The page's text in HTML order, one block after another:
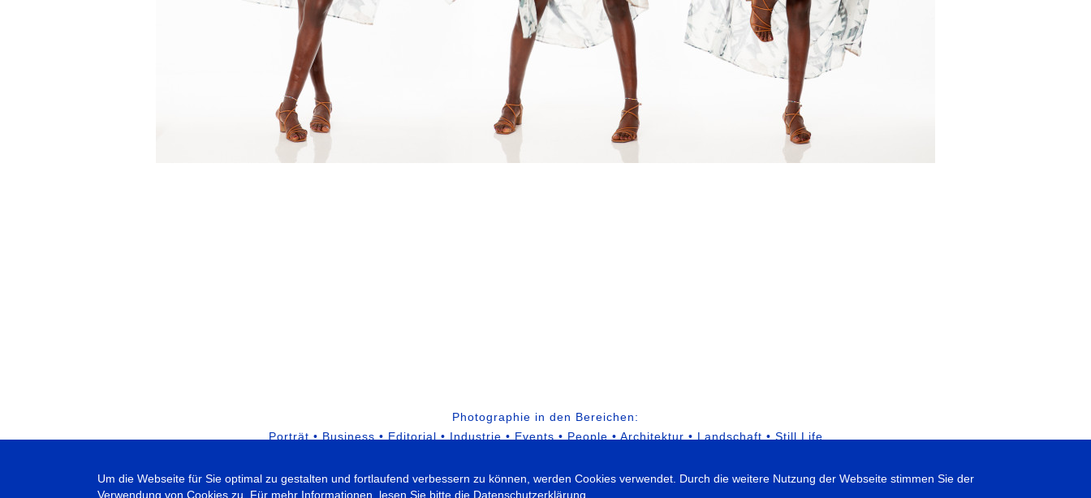
Photographie in den Bereichen:
Porträt • Business • Editorial • Industrie • Events • People • Architektur • Landschaft • Still Life
Um die Webseite für Sie optimal zu gestalten und fortlaufend verbessern zu können, werden Cookies verwendet. Durch die weitere Nutzung der Webseite stimmen Sie der
Verwendung von Cookies zu. Für mehr Informationen, lesen Sie bitte die Datenschutzerklärung